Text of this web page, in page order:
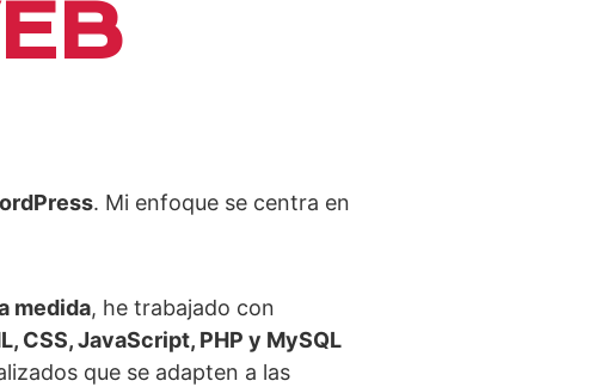
. Mi enfoque se centra en
medida, he trabajado con
CSS, JavaScript, PHP y MySQL
que se adapten a las